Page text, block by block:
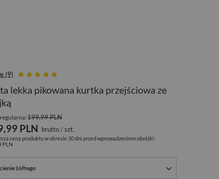
(9)
lekka pikowana kurtka przejściowa ze
199,99 PLN
PLN brutto/szt.
cena produktu w okresie 30 dni przed wprowadzeniem obniżki:
PLN
żółtego